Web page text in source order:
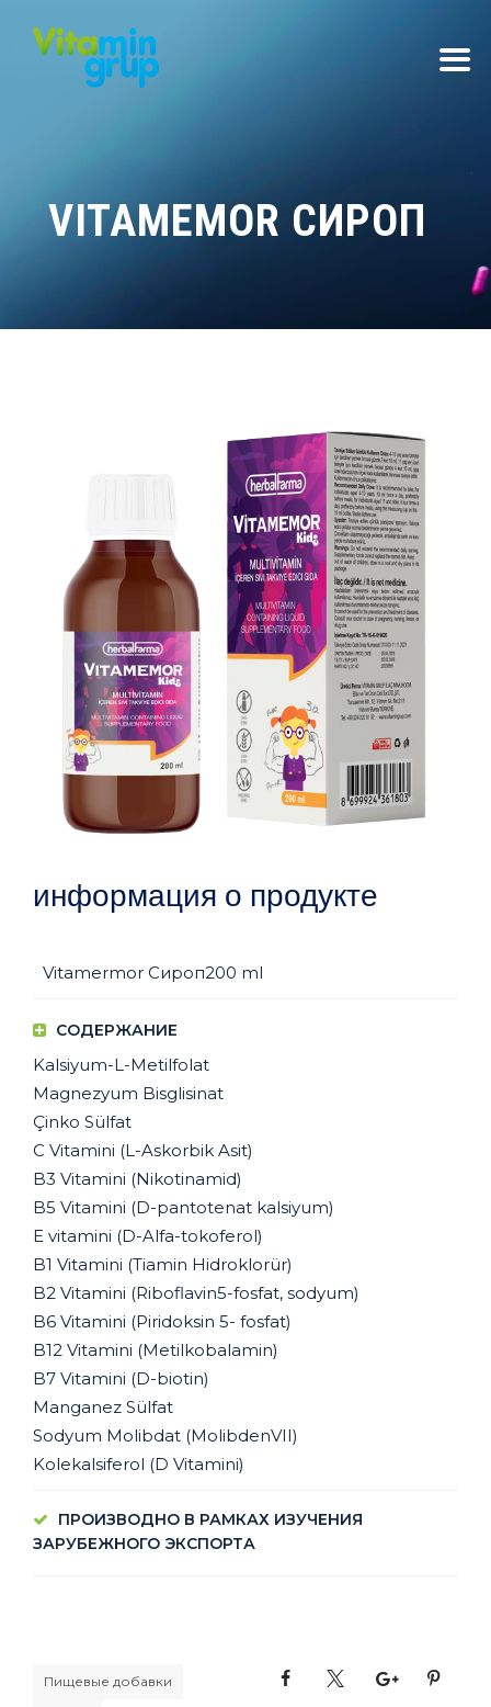
VITAMEMOR СИРОП
информация о продукте
Vitamermor Сироп200 ml
СОДЕРЖАНИЕ
Kalsiyum-L-Metilfolat
Magnezyum Bisglisinat
Çinko Sülfat
C Vitamini (L-Askorbik Asit)
B3 Vitamini (Nikotinamid)
B5 Vitamini (D-pantotenat kalsiyum)
E vitamini (D-Alfa-tokoferol)
B1 Vitamini (Tiamin Hidroklorür)
B2 Vitamini (Riboflavin5-fosfat, sodyum)
B6 Vitamini (Piridoksin 5- fosfat)
B12 Vitamini (Metilkobalamin)
B7 Vitamini (D-biotin)
Manganez Sülfat
Sodyum Molibdat (MolibdenVII)
Kolekalsiferol (D Vitamini)
ПРОИЗВОДНО В РАМКАХ ИЗУЧЕНИЯ
ЗАРУБЕЖНОГО ЭКСПОРТА
Пищевые добавки